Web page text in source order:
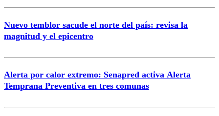
Nuevo temblor sacude el norte del país: revisa la
magnitud y el epicentro
Alerta por calor extremo: Senapred activa Alerta
Temprana Preventiva en tres comunas